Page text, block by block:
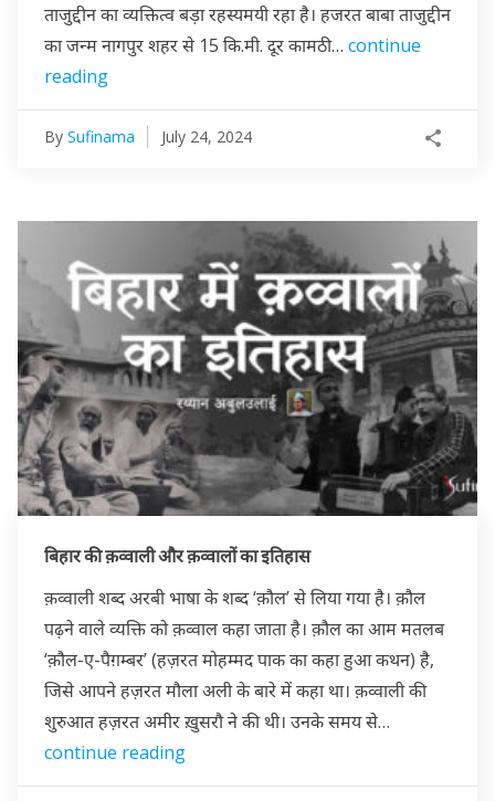
ताजुद्दीन का व्यक्तित्व बड़ा रहस्यमयी रहा है। हजरत बाबा ताजुद्दीन
का जन्म नागपुर शहर से 15 कि.मी. दूर कामठी… continue
reading
By Sufinama July 24, 2024
बिहार की क़व्वाली और क़व्वालों का इतिहास
क़व्वाली शब्द अरबी भाषा के शब्द ‘क़ौल’ से लिया गया है। क़ौल
पढ़ने वाले व्यक्ति को क़व्वाल कहा जाता है। क़ौल का आम मतलब
‘क़ौल-ए-पैग़म्बर’ (हज़रत मोहम्मद पाक का कहा हुआ कथन) है,
जिसे आपने हज़रत मौला अली के बारे में कहा था। क़व्वाली की
शुरुआत हज़रत अमीर ख़ुसरौ ने की थी। उनके समय से…
continue reading